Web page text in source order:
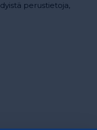
perustietoja,